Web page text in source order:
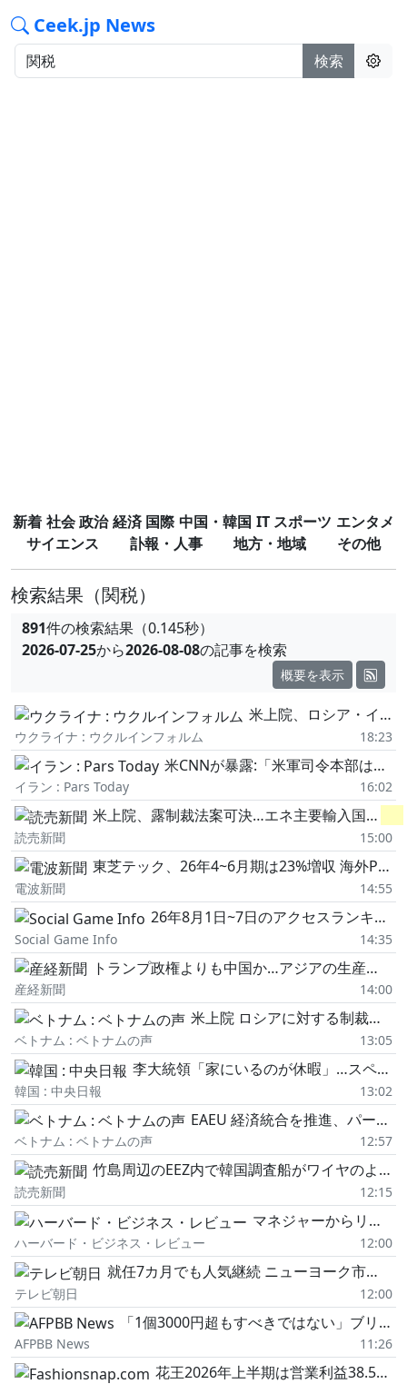
Ceek.jp News
検索
新着 社会 政治 経済 国際 中国・韓国 IT スポーツ エンタメ
サイエンス
訃報・人事 地方・地域 その他
検索結果 （関税）
891件の検索結果（0.145秒）
2026-07-25から2026-08-08の記事を検索
概要を表示
米上院、ロシア・イランに対する制裁強化に向けた故グラム議員の法案を可決 日本参画エネルギー事業も対象
ウクライナ : ウクルインフォルム 18:23
米CNNが暴露:「米軍司令本部は戦争からの撤退方法を模索」
イラン : Pars Today 16:02
米上院、露制裁法案可決…エネ主要輸入国に
読売新聞 15:00
東芝テック、26年4~6月期は23%増収 海外POSが回復、通期売上高を上方修正
電波新聞 14:55
26年8月1日~7日のアクセスランキング…「PS5」ディスク版終了の背景やApp Store振り返り、決算関係が上位に
Social Game Info 14:35
トランプ政権よりも中国か…アジアの生産現場は中国頼み、新興国で強まる存在感
産経新聞 14:00
米上院 ロシアに対する制裁法案を可決
ベトナム : ベトナムの声 13:05
李大統領「家にいるのが休暇」…スペイン首相は山火事でもバカンス「批判」
韓国 : 中央日報 13:02
EAEU 経済統合を推進、パートナーとの協力拡大へ
ベトナム : ベトナムの声 12:57
竹島周辺のEEZ内で韓国調査船がワイヤのようなものを海中に投入、外務省局長が韓国側に抗議
読売新聞 12:15
マネジャーからリーダーへと昇進する際の新たなロードマップ
ハーバード・ビジネス・レビュー 12:00
就任7カ月でも人気継続 ニューヨーク市長・マムダニ氏に象徴される「急進左派」はトランプ氏を脅かすのか 専門家「学生が『資本主義はダメだ』と言い出した」
テレビ朝日 12:00
「1個3000円超もすべきではない」ブリトーの価格めぐる議論、米共和党の「内戦」に発展
AFPBB News 11:26
花王2026年上半期は営業利益38.5%増 通期予想を上方修正